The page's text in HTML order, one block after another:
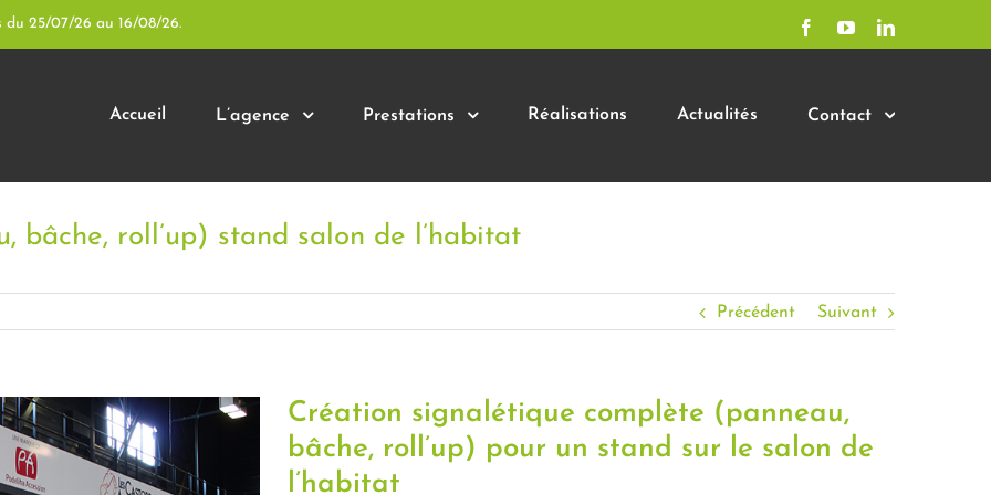
du 25/07/26 au 16/08/26. FacebookYouTubeLinkedIn
Accueil L’agence Prestations Réalisations Actualités Contact
bâche, roll’up) stand salon de l’habitat
Précédent Suivant
Création signalétique complète (panneau,
bâche, roll’up) pour un stand sur le salon de
l’habitat